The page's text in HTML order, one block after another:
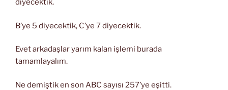
diyecektik.
B’ye 5 diyecektik, C’ye 7 diyecektik.
Evet arkadaşlar yarım kalan işlemi burada
tamamlayalım.
Ne demiştik en son ABC sayısı 257’ye eşitti.